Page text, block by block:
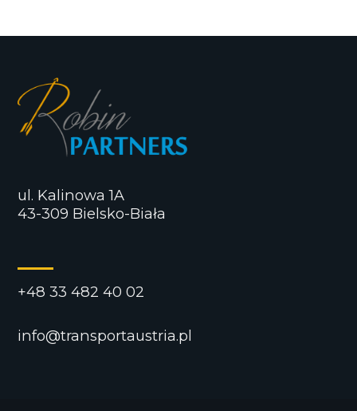
ul. Kalinowa 1A
43-309 Bielsko-Biała
+48 33 482 40 02
info@transportaustria.pl